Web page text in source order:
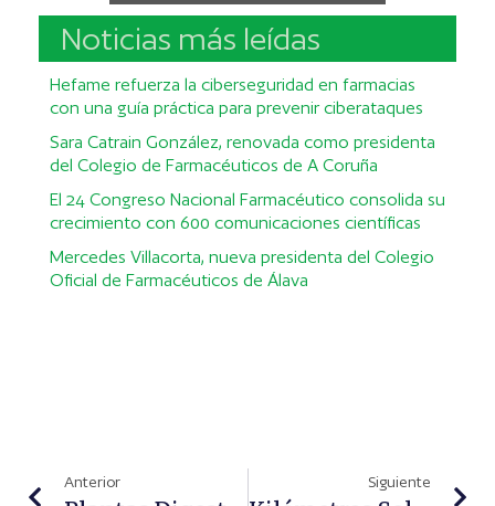
Noticias más leídas
Hefame refuerza la ciberseguridad en farmacias
con una guía práctica para prevenir ciberataques
Sara Catrain González, renovada como presidenta
del Colegio de Farmacéuticos de A Coruña
El 24 Congreso Nacional Farmacéutico consolida su
crecimiento con 600 comunicaciones científicas
Mercedes Villacorta, nueva presidenta del Colegio
Oficial de Farmacéuticos de Álava
Anterior Siguiente